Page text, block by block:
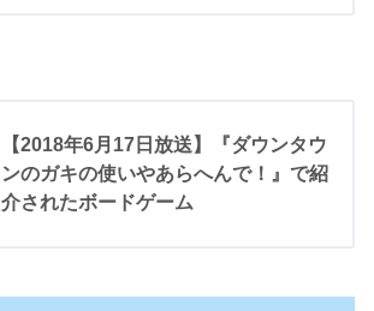
【2018年6月17日放送】『ダウンタウ
ンのガキの使いやあらへんで！』で紹
介されたボードゲーム